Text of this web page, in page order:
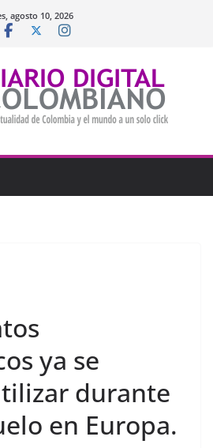
agosto 10, 2026
ya se
durante
en Europa.